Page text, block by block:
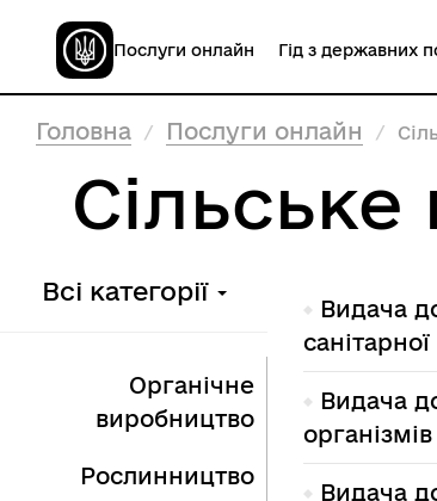
Послуги онлайн Гід з державних
Головна Послуги онлайн
Сільське
Всі категорії
Органічне
виробництво
Рослинництво
Видача
Видача
Видача